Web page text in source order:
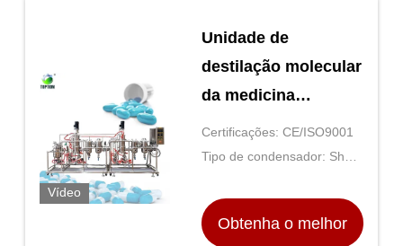
Vídeo
Unidade de
destilação molecular
da medicina
ocidental
Certificações: CE/ISO9001
Tipo de condensador: Shell
Obtenha o melhor